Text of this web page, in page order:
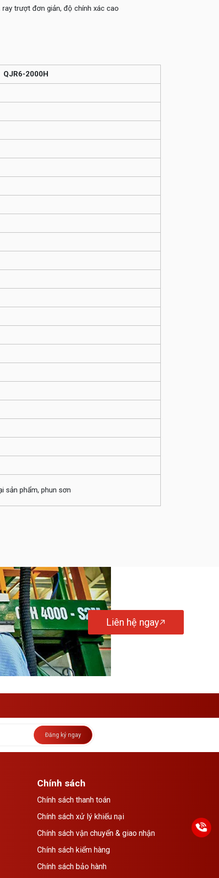
trượt đơn giản, độ chính xác cao
QJR6-2000H
sản phẩm, phun sơn
Liên hệ ngay
Đăng ký ngay
Chính sách
Chính sách thanh toán
Chính sách xử lý khiếu nại
Chính sách vận chuyển & giao nhận
Chính sách kiểm hàng
Chính sách bảo hành